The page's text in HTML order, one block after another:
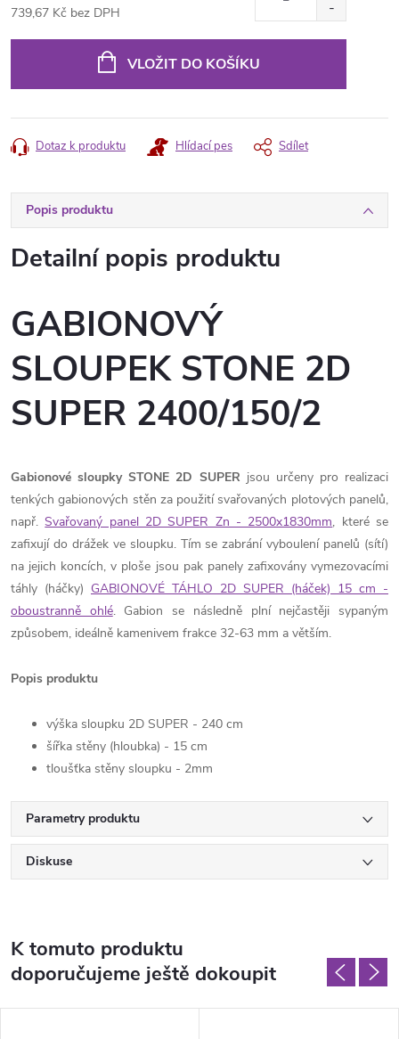
739,67 Kč bez DPH
VLOŽIT DO KOŠÍKU
Dotaz k produktu Hlídací pes Sdílet
Popis produktu
Detailní popis produktu
GABIONOVÝ
SLOUPEK STONE 2D
SUPER 2400/150/2
Gabionové sloupky STONE 2D SUPER jsou určeny pro realizaci
tenkých gabionových stěn za použití svařovaných plotových panelů,
např.Svařovaný panel 2D SUPER Zn - 2500x1830mm, které se
zafixují do drážek ve sloupku. Tím se zabrání vyboulení panelů (sítí)
na jejich koncích, v ploše jsou pak panely zafixovány vymezovacími
táhly (háčky) GABIONOVÉ TÁHLO 2D SUPER (háček) 15 cm -
oboustranně ohlé. Gabion se následně plní nejčastěji sypaným
způsobem, ideálně kamenivem frakce 32-63 mm a větším.
Popis produktu
výška sloupku 2D SUPER - 240 cm
šířka stěny (hloubka) - 15 cm
tloušťka stěny sloupku - 2mm
Parametry produktu
Diskuse
K tomuto produktu
doporučujeme ještě dokoupit